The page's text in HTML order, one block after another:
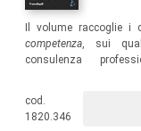
Il volume raccoglie i
competenza, sui
consulenza
dell’affermarsi dei
contesto italiano ed
cod.
1820.346